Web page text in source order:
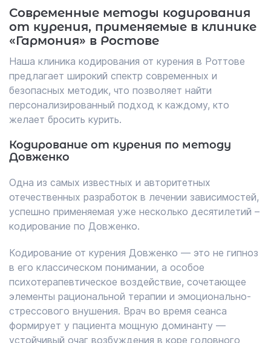
Современные методы кодирования
от курения, применяемые в клинике
«Гармония» в Ростове
Наша клиника кодирования от курения в Роттове
предлагает широкий спектр современных и
безопасных методик, что позволяет найти
персонализированный подход к каждому, кто
желает бросить курить.
Кодирование от курения по методу
Довженко
Одна из самых известных и авторитетных
отечественных разработок в лечении зависимостей,
успешно применяемая уже несколько десятилетий –
кодирование по Довженко.
Кодирование от курения Довженко — это не гипноз
в его классическом понимании, а особое
психотерапевтическое воздействие, сочетающее
элементы рациональной терапии и эмоционально-
стрессового внушения. Врач во время сеанса
формирует у пациента мощную доминанту —
устойчивый очаг возбуждения в коре головного